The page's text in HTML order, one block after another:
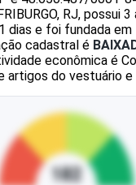
RJ, possui 3
dias e foi fundada
cadastral é
econômica é
artigos do vestuário e